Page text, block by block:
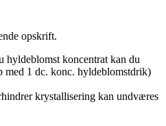
opskrift.
hyldeblomst koncentrat kan du
med 1 dc. konc. hyldeblomstdrik)
krystallisering kan undværes